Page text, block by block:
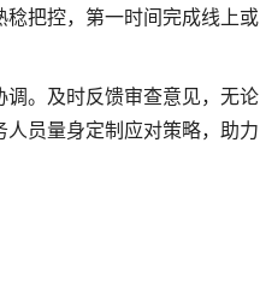
把控，第一时间完成线上或
。及时反馈审查意见，无论
员量身定制应对策略，助力